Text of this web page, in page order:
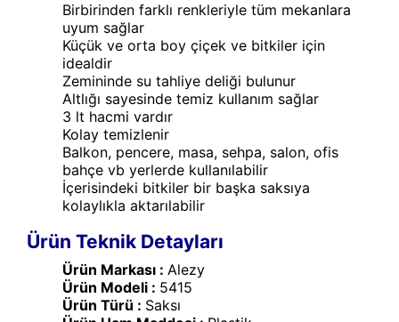
Birbirinden farklı renkleriyle tüm mekanlara
uyum sağlar
Küçük ve orta boy çiçek ve bitkiler için
idealdir
Zemininde su tahliye deliği bulunur
Altlığı sayesinde temiz kullanım sağlar
3 lt hacmi vardır
Kolay temizlenir
Balkon, pencere, masa, sehpa, salon, ofis
bahçe vb yerlerde kullanılabilir
İçerisindeki bitkiler bir başka saksıya
kolaylıkla aktarılabilir
Ürün Teknik Detayları
Ürün Markası : Alezy
Ürün Modeli : 5415
Ürün Türü : Saksı